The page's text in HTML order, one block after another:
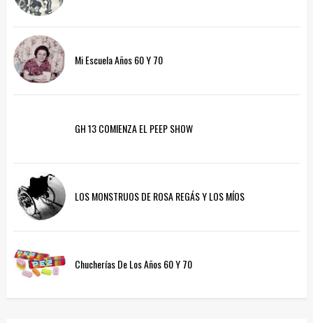
Mi Escuela Años 60 Y 70
GH 13 COMIENZA EL PEEP SHOW
LOS MONSTRUOS DE ROSA REGÁS Y LOS MÍOS
Chucherías De Los Años 60 Y 70